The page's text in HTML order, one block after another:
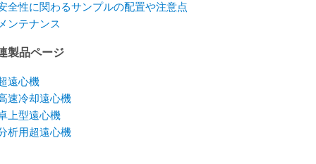
全性に関わるサンプルの配置や注意点
ンテナンス
製品ページ
遠心機
速冷却遠心機
上型遠心機
析用超遠心機